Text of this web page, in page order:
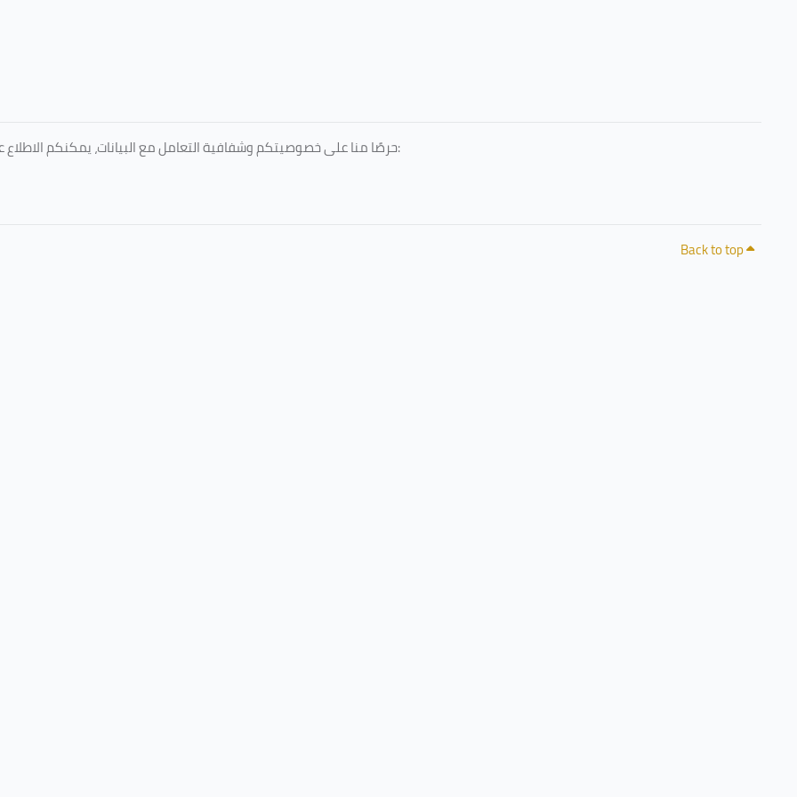
حرصًا منا على خصوصيتكم وشفافية التعامل مع البيانات، يمكنكم الاطلاع على سياسة الخصوصية المعتمدة من جامعة الطائف عبر الرابط التالي:
Back to top